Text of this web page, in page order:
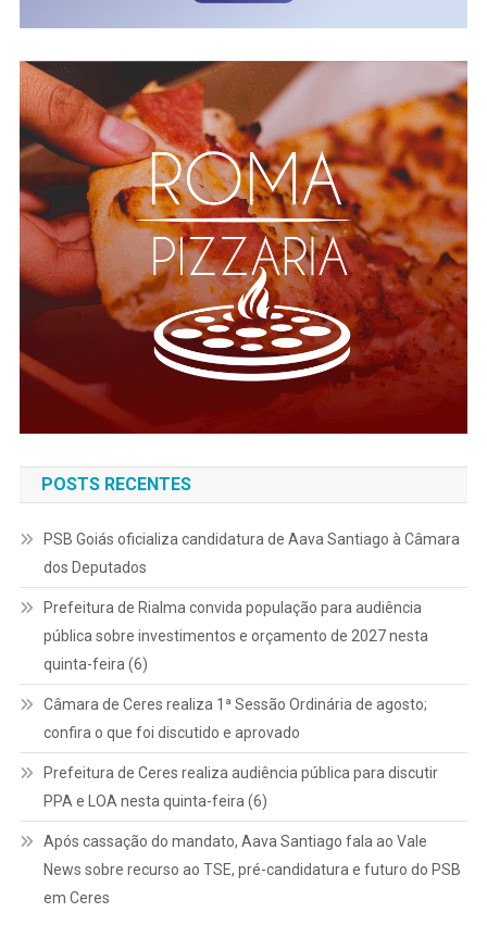
POSTS RECENTES
PSB Goiás oficializa candidatura de Aava Santiago à Câmara
dos Deputados
Prefeitura de Rialma convida população para audiência
pública sobre investimentos e orçamento de 2027 nesta
quinta-feira (6)
Câmara de Ceres realiza 1ª Sessão Ordinária de agosto;
confira o que foi discutido e aprovado
Prefeitura de Ceres realiza audiência pública para discutir
PPA e LOA nesta quinta-feira (6)
Após cassação do mandato, Aava Santiago fala ao Vale
News sobre recurso ao TSE, pré-candidatura e futuro do PSB
em Ceres